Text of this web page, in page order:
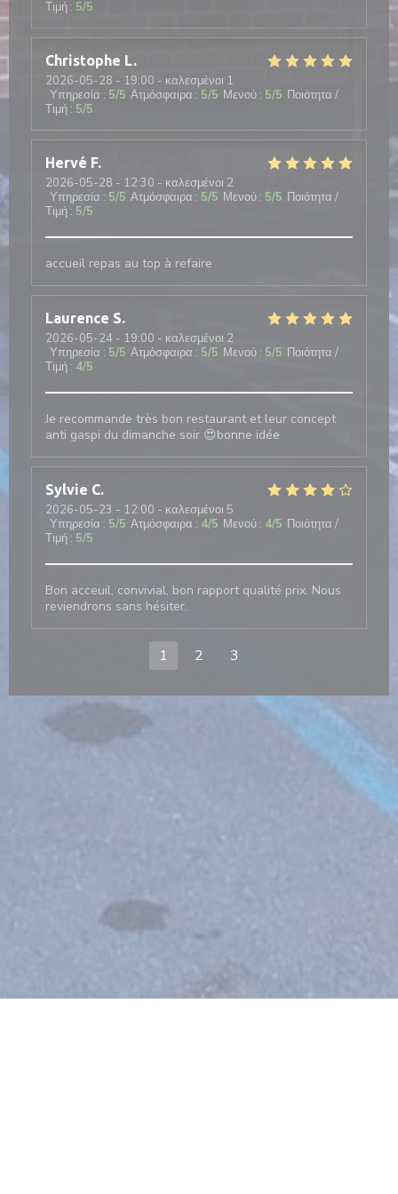
νέο παράθυρο))
Τιμή : 5/5
Christophe L
2026-05-28 - 19:00 - καλεσμένοι 1
Υπηρεσία : 5/5 Ατμόσφαιρα : 5/5 Μενού : 5/5 Ποιότητα /
Τιμή : 5/5
Hervé F
2026-05-28 - 12:30 - καλεσμένοι 2
Υπηρεσία : 5/5 Ατμόσφαιρα : 5/5 Μενού : 5/5 Ποιότητα /
Τιμή : 5/5
accueil repas au top à refaire
Laurence S
2026-05-24 - 19:00 - καλεσμένοι 2
Υπηρεσία : 5/5 Ατμόσφαιρα : 5/5 Μενού : 5/5 Ποιότητα /
Τιμή : 4/5
Je recommande très bon restaurant et leur concept
anti gaspi du dimanche soir 😍bonne idée
Sylvie C
2026-05-23 - 12:00 - καλεσμένοι 5
Υπηρεσία : 5/5 Ατμόσφαιρα : 4/5 Μενού : 4/5 Ποιότητα /
Τιμή : 5/5
Bon acceuil, convivial, bon rapport qualité prix. Nous
reviendrons sans hésiter.
1 2 3